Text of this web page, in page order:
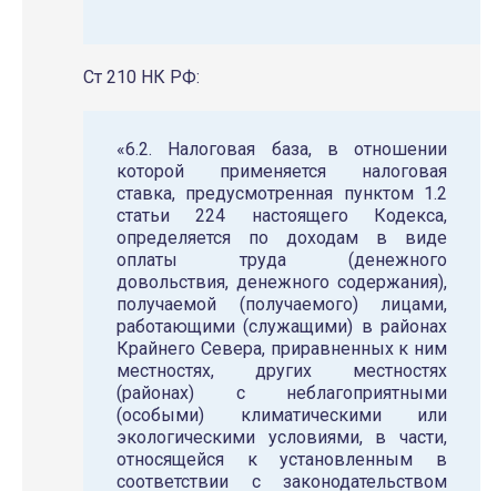
Ст 210 НК РФ:
«6.2. Налоговая база, в отношении
которой применяется налоговая
ставка, предусмотренная пунктом 1.2
статьи 224 настоящего Кодекса,
определяется по доходам в виде
оплаты труда (денежного
довольствия, денежного содержания),
получаемой (получаемого) лицами,
работающими (служащими) в районах
Крайнего Севера, приравненных к ним
местностях, других местностях
(районах) с неблагоприятными
(особыми) климатическими или
экологическими условиями, в части,
относящейся к установленным в
соответствии с законодательством